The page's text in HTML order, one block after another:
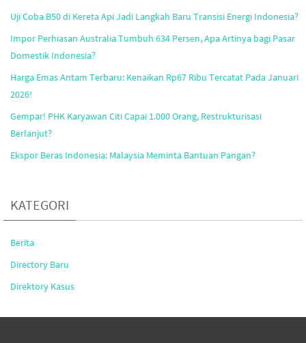
Uji Coba B50 di Kereta Api Jadi Langkah Baru Transisi Energi Indonesia?
Impor Perhiasan Australia Tumbuh 634 Persen, Apa Artinya bagi Pasar
Domestik Indonesia?
Harga Emas Antam Terbaru: Kenaikan Rp67 Ribu Tercatat Pada Januari
2026!
Gempar! PHK Karyawan Citi Capai 1.000 Orang, Restrukturisasi
Berlanjut?
Ekspor Beras Indonesia: Malaysia Meminta Bantuan Pangan?
KATEGORI
Berita
Directory Baru
Direktory Kasus